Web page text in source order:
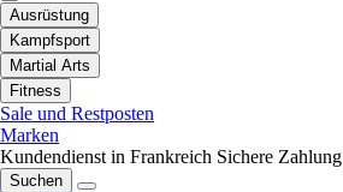
Ausrüstung
Kampfsport
Martial Arts
Fitness
Sale und Restposten
Marken
Kundendienst in Frankreich Sichere Zahlung
Suchen